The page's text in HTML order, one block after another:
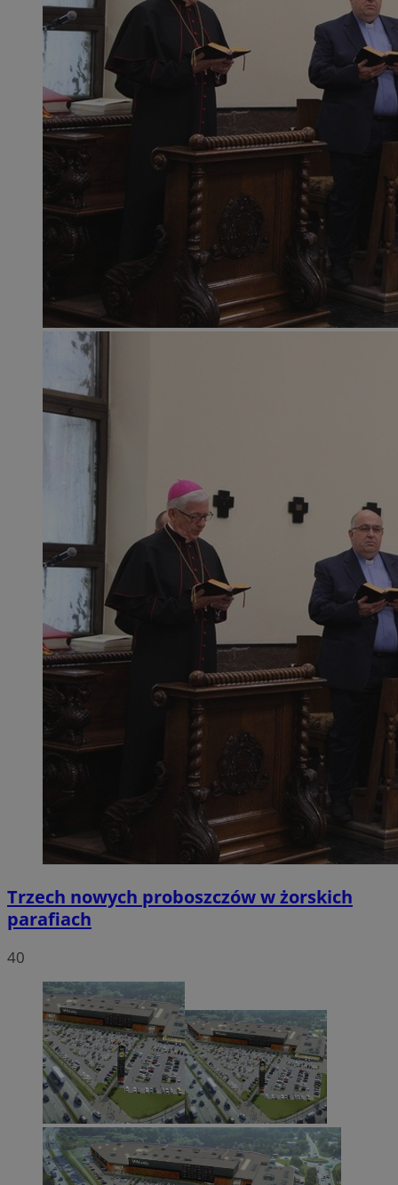
Trzech nowych proboszczów w żorskich
parafiach
40